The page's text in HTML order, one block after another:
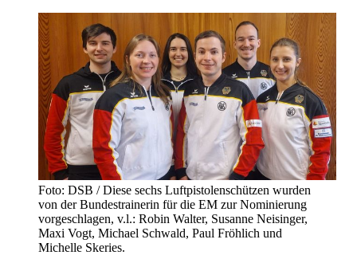
Foto: DSB / Diese sechs Luftpistolenschützen wurden
von der Bundestrainerin für die EM zur Nominierung
vorgeschlagen, v.l.: Robin Walter, Susanne Neisinger,
Maxi Vogt, Michael Schwald, Paul Fröhlich und
Michelle Skeries.